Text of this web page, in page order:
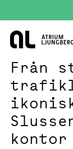
Hem
Från